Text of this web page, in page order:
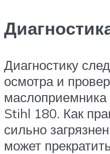
Диагностику
осмотра и
Stihl 180. Как
сильно
может